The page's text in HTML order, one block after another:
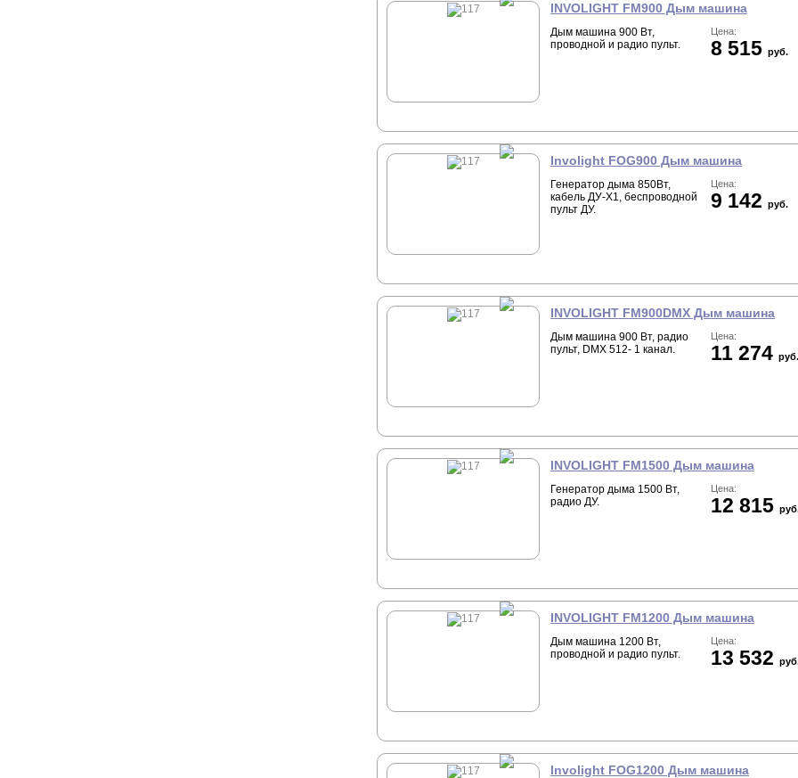
INVOLIGHT FM900 Дым машина
Дым машина 900 Вт,
проводной и радио пульт.
Цена:
8 515 руб.
Involight FOG900 Дым машина
Генератор дыма 850Вт,
кабель ДУ-X1, беспроводной
пульт ДУ.
Цена:
9 142 руб.
INVOLIGHT FM900DMX Дым машина
Дым машина 900 Вт, радио
пульт, DMX 512- 1 канал.
Цена:
11 274 руб.
INVOLIGHT FM1500 Дым машина
Генератор дыма 1500 Вт,
радио ДУ.
Цена:
12 815
INVOLIGHT FM1200 Дым машина
Дым машина 1200 Вт,
проводной и радио пульт.
Цена:
13 532
Involight FOG1200 Дым машина